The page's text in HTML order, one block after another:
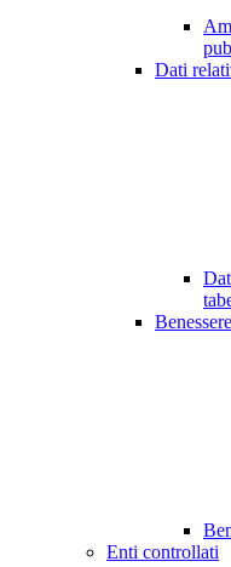
Dati
Enti controllati